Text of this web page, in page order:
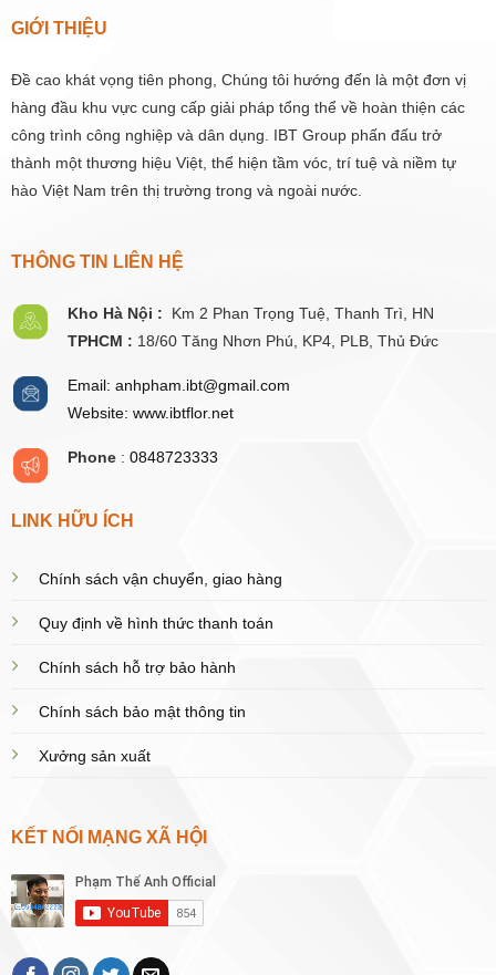
GIỚI THIỆU
Đề cao khát vọng tiên phong, Chúng tôi hướng đến là một đơn vị
hàng đầu khu vực cung cấp giải pháp tổng thể về hoàn thiện các
công trình công nghiệp và dân dụng. IBT Group phấn đấu trở
thành một thương hiệu Việt, thể hiện tầm vóc, trí tuệ và niềm tự
hào Việt Nam trên thị trường trong và ngoài nước.
THÔNG TIN LIÊN HỆ
Kho Hà Nội : Km 2 Phan Trọng Tuệ, Thanh Trì, HN
TPHCM : 18/60 Tăng Nhơn Phú, KP4, PLB, Thủ Đức
Email: anhpham.ibt@gmail.com
Website: www.ibtflor.net
Phone: 0848723333
LINK HỮU ÍCH
Chính sách vận chuyển, giao hàng
Quy định về hình thức thanh toán
Chính sách hỗ trợ bảo hành
Chính sách bảo mật thông tin
Xưởng sản xuất
KẾT NỐI MẠNG XÃ HỘI